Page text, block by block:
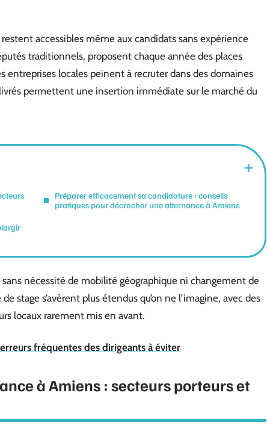
accessibles même aux candidats sans expérience
traditionnels, proposent chaque année des places
entreprises locales peinent à recruter dans des domaines
permettent une insertion immédiate sur le marché du
Préparer efficacement sa candidature : conseils
pratiques pour décrocher une alternance à Amiens
sans nécessité de mobilité géographique ni changement de
stage s’avèrent plus étendus qu’on ne l’imagine, avec des
locaux rarement mis en avant.
fréquentes des dirigeants à éviter
à Amiens : secteurs porteurs et